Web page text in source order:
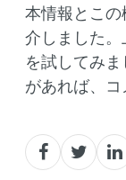
本情報とこ
介しました
を試してみ
があれば、コ